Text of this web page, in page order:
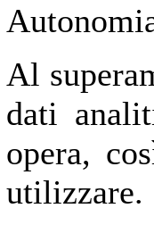
Al
dati
opera,
utilizzare.